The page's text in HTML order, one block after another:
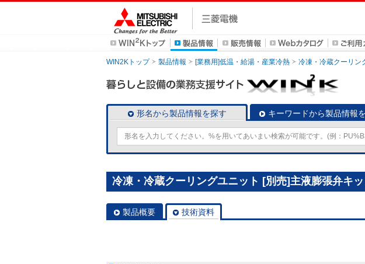
WIN2Kトップ 製品情報 [業務用]低温・給湯・産業冷熱 冷凍・冷蔵クーリン
形名から製品情報を探す キーワードから製品情報
冷凍・冷蔵クーリングユニット [別売]主液膨張弁キ
製品概要 技術資料